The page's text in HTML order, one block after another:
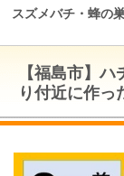
スズメバチ・蜂の
【福島市】
り付近に作っ